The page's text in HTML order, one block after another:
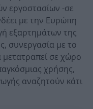
εργοστασίων -σε
με την Ευρώπη
εξαρτημάτων της
συνεργασία με το
μετατραπεί σε χώρο
χρήσης,
αναζητούν κάτι